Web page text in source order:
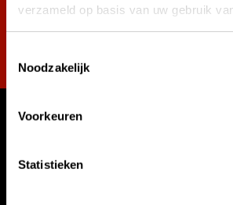
verzameld op basis van uw gebruik
Noodzakelijk
Voorkeuren
StatistiekenBel ons gerust